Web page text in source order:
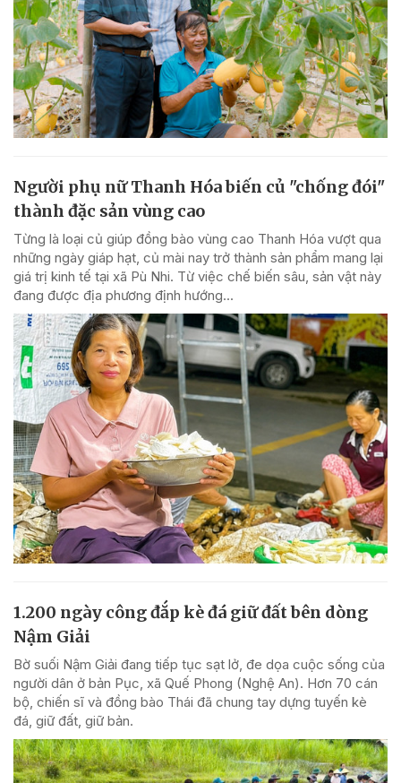
Người phụ nữ Thanh Hóa biến củ "chống đói"
thành đặc sản vùng cao
Từng là loại củ giúp đồng bào vùng cao Thanh Hóa vượt qua
những ngày giáp hạt, củ mài nay trở thành sản phẩm mang lại
giá trị kinh tế tại xã Pù Nhi. Từ việc chế biến sâu, sản vật này
đang được địa phương định hướng...
1.200 ngày công đắp kè đá giữ đất bên dòng
Nậm Giải
Bờ suối Nậm Giải đang tiếp tục sạt lở, đe dọa cuộc sống của
người dân ở bản Pục, xã Quế Phong (Nghệ An). Hơn 70 cán
bộ, chiến sĩ và đồng bào Thái đã chung tay dựng tuyến kè
đá, giữ đất, giữ bản.